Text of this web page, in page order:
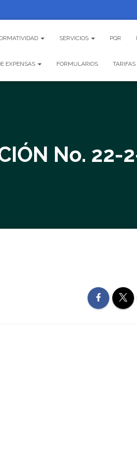
SERVICIOS PQR
EXPENSAS FORMULARIOS TARIFAS
No. 22-